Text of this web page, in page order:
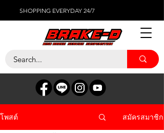
SHOPPING EVERYDAY 24/7
โพสต์ สมัครสมาชิก